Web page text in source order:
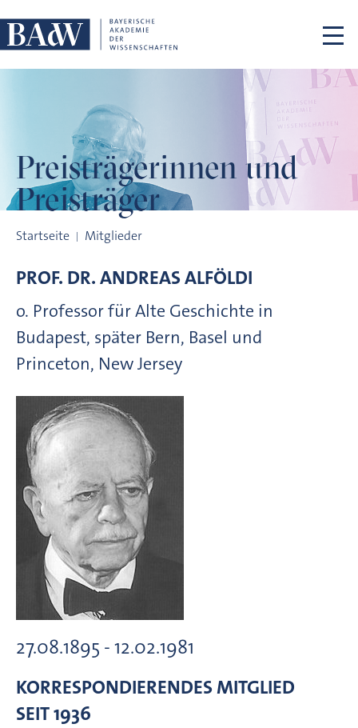
Preisträgerinnen und
Preisträger
Startseite Mitglieder
PROF. DR.ANDREASALFÖLDI
o. Professor für Alte Geschichte in
Budapest, später Bern, Basel und
Princeton, New Jersey
27.08.1895 - 12.02.1981
KORRESPONDIERENDES MITGLIED
SEIT 1936